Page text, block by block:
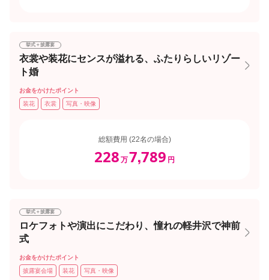
挙式＋披露宴
衣裳や装花にセンスが溢れる、ふたりらしいリゾー
ト婚
お金をかけたポイント
装花
衣裳 写真・映像
総額費用 (22名の場合)
228 万7,789 円
挙式＋披露宴
ロケフォトや演出にこだわり、憧れの軽井沢で神前
式
お金をかけたポイント
披露宴会場
装花 写真・映像